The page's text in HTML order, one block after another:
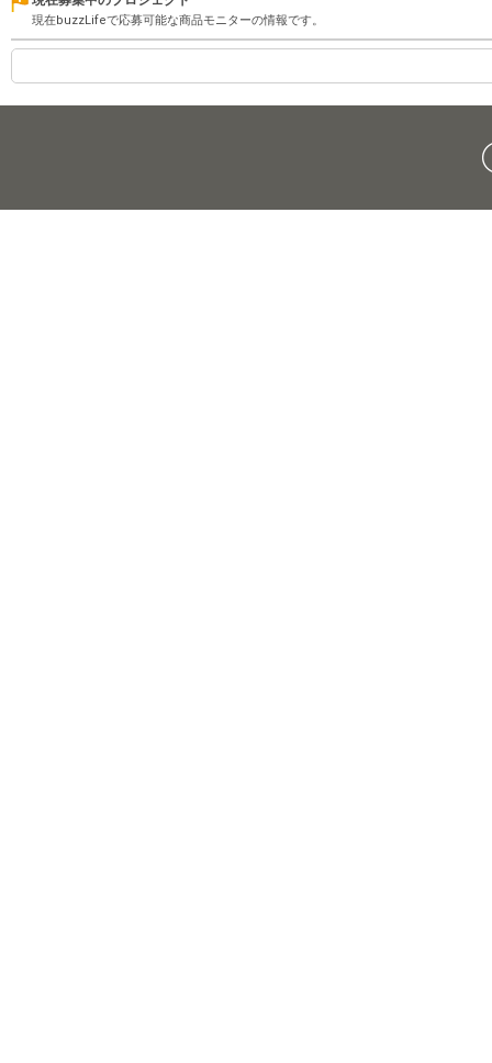
現在buzzLifeで応募可能な商品モニターの情報です。